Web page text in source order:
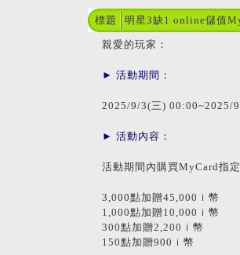
標題 明星3缺1 online儲值
親愛的玩家：
► 活動期間：
2025/9/3(三) 00:00~2025/
► 活動內容：
活動期間內購買MyCard指
3,000點加贈45,000ｉ幣
1,000點加贈10,000ｉ幣
300點加贈2,200ｉ幣
150點加贈900ｉ幣